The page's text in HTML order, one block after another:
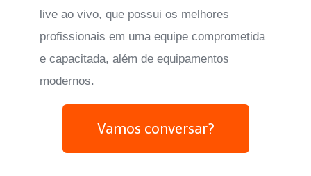
live ao vivo, que possui os melhores
profissionais em uma equipe comprometida
e capacitada, além de equipamentos
modernos.
Vamos conversar?